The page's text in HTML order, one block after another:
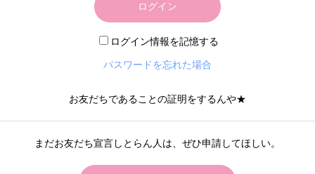
ログイン
ログイン情報を記憶する
パスワードを忘れた場合
お友だちであることの証明をするんや★
まだお友だち宣言しとらん人は、ぜひ申請してほしい。